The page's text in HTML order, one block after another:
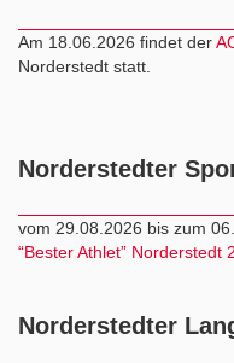
Am 18.06.2026 findet der
Norderstedt statt.
Norderstedter
vom 29.08.2026 bis zum
“Bester Athlet” Norderstedt
Norderstedter